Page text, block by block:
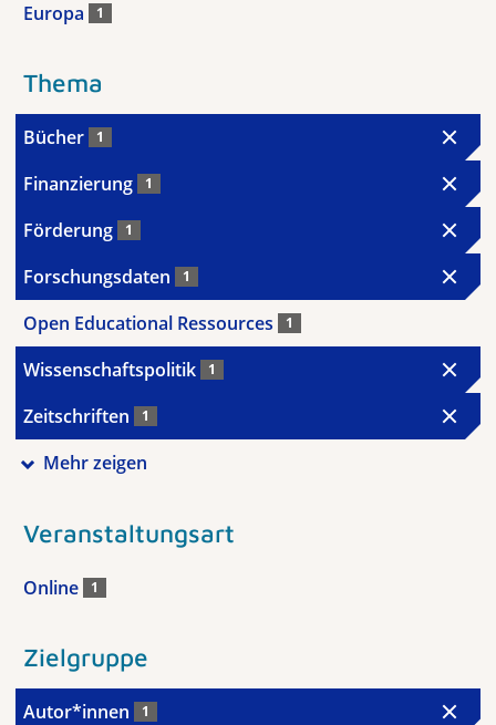
Europa 1
Thema
Bücher 1
Finanzierung 1
Förderung 1
Forschungsdaten 1
Open Educational Ressources 1
Wissenschaftspolitik 1
Zeitschriften 1
Mehr zeigen
Veranstaltungsart
Online 1
Zielgruppe
Autor*innen 1